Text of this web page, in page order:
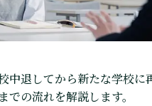
中退してから新たな学校に
での流れを解説します。